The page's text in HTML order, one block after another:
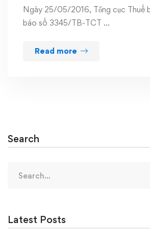
Ngày 25/05/2016, Tổng cục Thuế
báo số 3345/TB-TCT …
Read more
Search
for:
Latest Posts